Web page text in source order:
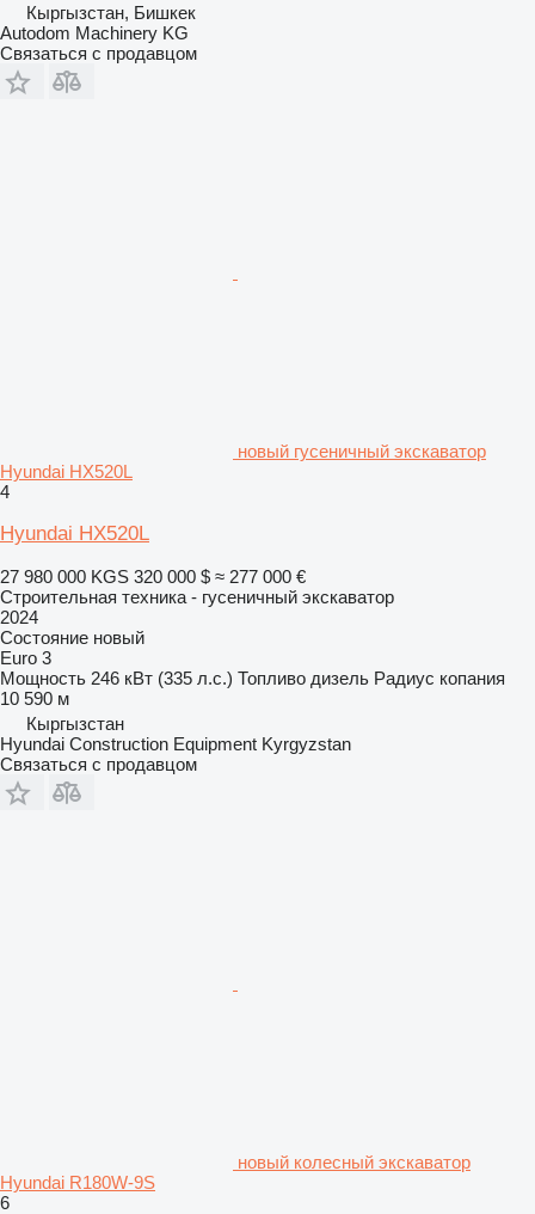
Кыргызстан, Бишкек
Autodom Machinery KG
Связаться с продавцом
новый гусеничный экскаватор
Hyundai HX520L
4
Hyundai HX520L
27 980 000 KGS 320 000 $ ≈ 277 000 €
Строительная техника - гусеничный экскаватор
2024
Состояние новый
Euro 3
Мощность 246 кВт (335 л.с.) Топливо дизель Радиус копания
10 590 м
Кыргызстан
Hyundai Construction Equipment Kyrgyzstan
Связаться с продавцом
новый колесный экскаватор
Hyundai R180W-9S
6